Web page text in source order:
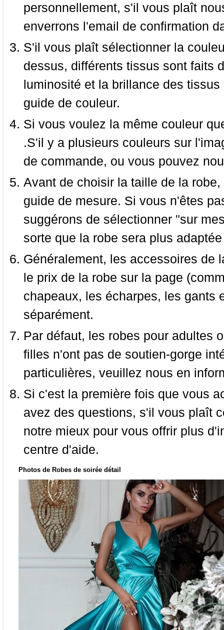
personnellement, s'il vous plaît
enverrons l'email de confirmation
S'il vous plaît sélectionner la
dessus, différents tissus sont faits
luminosité et la brillance des
guide de couleur.
Si vous voulez la même couleur
.S'il y a plusieurs couleurs sur
de commande, ou vous pouvez
Avant de choisir la taille de la
guide de mesure. Si vous n'êtes
suggérons de sélectionner "sur
sorte que la robe sera plus
Généralement, les accessoires de
le prix de la robe sur la page
chapeaux, les écharpes, les gants
séparément.
Par défaut, les robes pour adultes
filles n'ont pas de soutien-gorge
particulières, veuillez nous en
Si c'est la première fois que vous
avez des questions, s'il vous plaît
notre mieux pour vous offrir plus
centre d'aide.
Photos de Robes de soirée détail